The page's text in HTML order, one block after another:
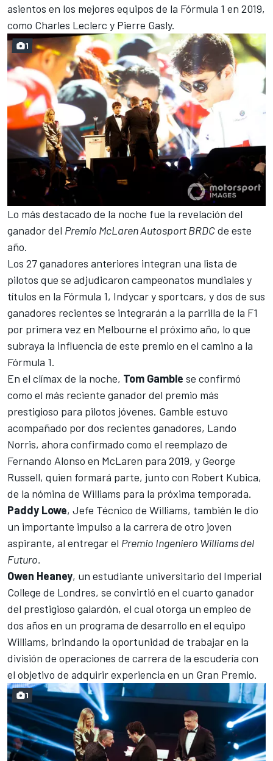
asientos en los mejores equipos de la Fórmula 1 en 2019,
como Charles Leclerc y Pierre Gasly.
1
Lo más destacado de la noche fue la revelación del
ganador del Premio McLaren Autosport BRDCde este
año.
Los 27 ganadores anteriores integran una lista de
pilotos que se adjudicaron campeonatos mundiales y
títulos en la Fórmula 1, Indycar y sportcars, y dos de sus
ganadores recientes se integrarán a la parrilla de la F1
por primera vez en Melbourne el próximo año, lo que
subraya la influencia de este premio en el camino a la
Fórmula 1.
En el clímax de la noche, Tom Gamble se confirmó
como el más reciente ganador del premio más
prestigioso para pilotos jóvenes. Gamble estuvo
acompañado por dos recientes ganadores, Lando
Norris, ahora confirmado como el reemplazo de
Fernando Alonso en McLaren para 2019, y George
Russell, quien formará parte, junto con Robert Kubica,
de la nómina de Williams para la próxima temporada.
Paddy Lowe, Jefe Técnico de Williams, también le dio
un importante impulso a la carrera de otro joven
aspirante, al entregar el Premio Ingeniero Williams del
Futuro.
Owen Heaney, un estudiante universitario del Imperial
College de Londres, se convirtió en el cuarto ganador
del prestigioso galardón, el cual otorga un empleo de
dos años en un programa de desarrollo en el equipo
Williams, brindando la oportunidad de trabajar en la
división de operaciones de carrera de la escudería con
el objetivo de adquirir experiencia en un Gran Premio.
1